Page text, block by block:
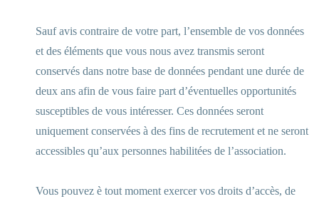
Sauf avis contraire de votre part, l’ensemble de vos données
et des éléments que vous nous avez transmis seront
conservés dans notre base de données pendant une durée de
deux ans afin de vous faire part d’éventuelles opportunités
susceptibles de vous intéresser. Ces données seront
uniquement conservées à des fins de recrutement et ne seront
accessibles qu’aux personnes habilitées de l’association.
Vous pouvez è tout moment exercer vos droits d’accès, de